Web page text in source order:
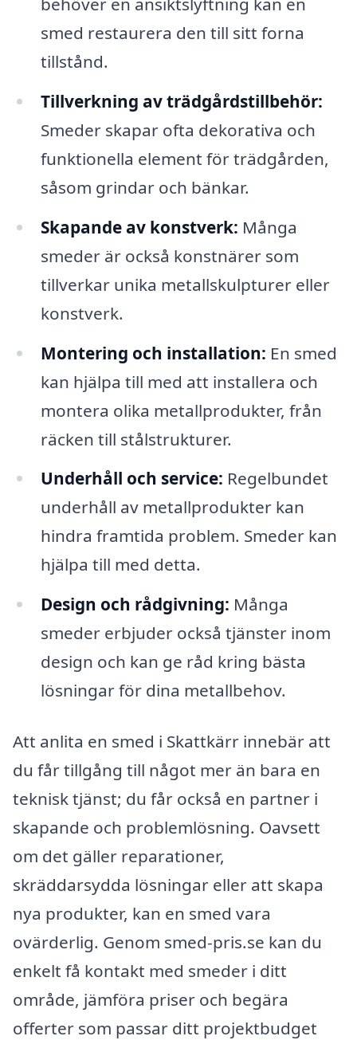
smed restaurera den till sitt forna
tillstånd.
Tillverkning av trädgårdstillbehör:
Smeder skapar ofta dekorativa och
funktionella element för trädgården,
såsom grindar och bänkar.
Skapande av konstverk: Många
smeder är också konstnärer som
tillverkar unika metallskulpturer eller
konstverk.
Montering och installation: En smed
kan hjälpa till med att installera och
montera olika metallprodukter, från
räcken till stålstrukturer.
Underhåll och service: Regelbundet
underhåll av metallprodukter kan
hindra framtida problem. Smeder kan
hjälpa till med detta.
Design och rådgivning: Många
smeder erbjuder också tjänster inom
design och kan ge råd kring bästa
lösningar för dina metallbehov.
Att anlita en smed i Skattkärr innebär att
du får tillgång till något mer än bara en
teknisk tjänst; du får också en partner i
skapande och problemlösning. Oavsett
om det gäller reparationer,
skräddarsydda lösningar eller att skapa
nya produkter, kan en smed vara
ovärderlig. Genom smed-pris.se kan du
enkelt få kontakt med smeder i ditt
område, jämföra priser och begära
offerter som passar ditt projektbudget